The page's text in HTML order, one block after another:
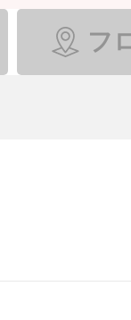
フ